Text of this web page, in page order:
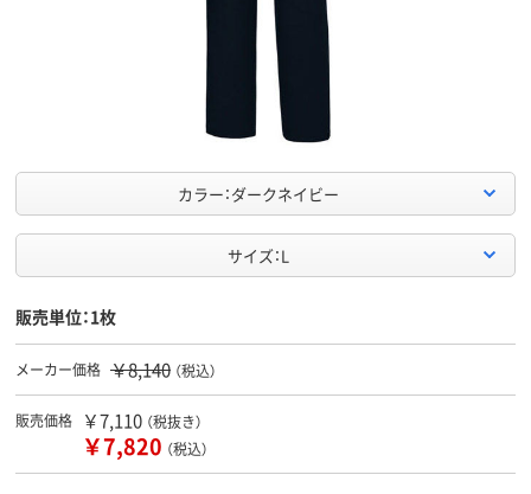
カラー：ダークネイビー
サイズ：L
販売単位：1枚
メーカー価格 ￥8,140 （税込）
販売価格 ￥7,110 （税抜き）
￥7,820 （税込）